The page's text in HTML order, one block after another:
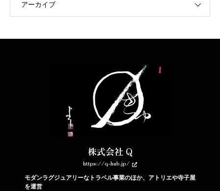
アーカイブ
株式会社 Q
https://q-hub.jp/
モダンラグジュアリーなトラベル事業のほか、アトリエや寺子屋
を運営